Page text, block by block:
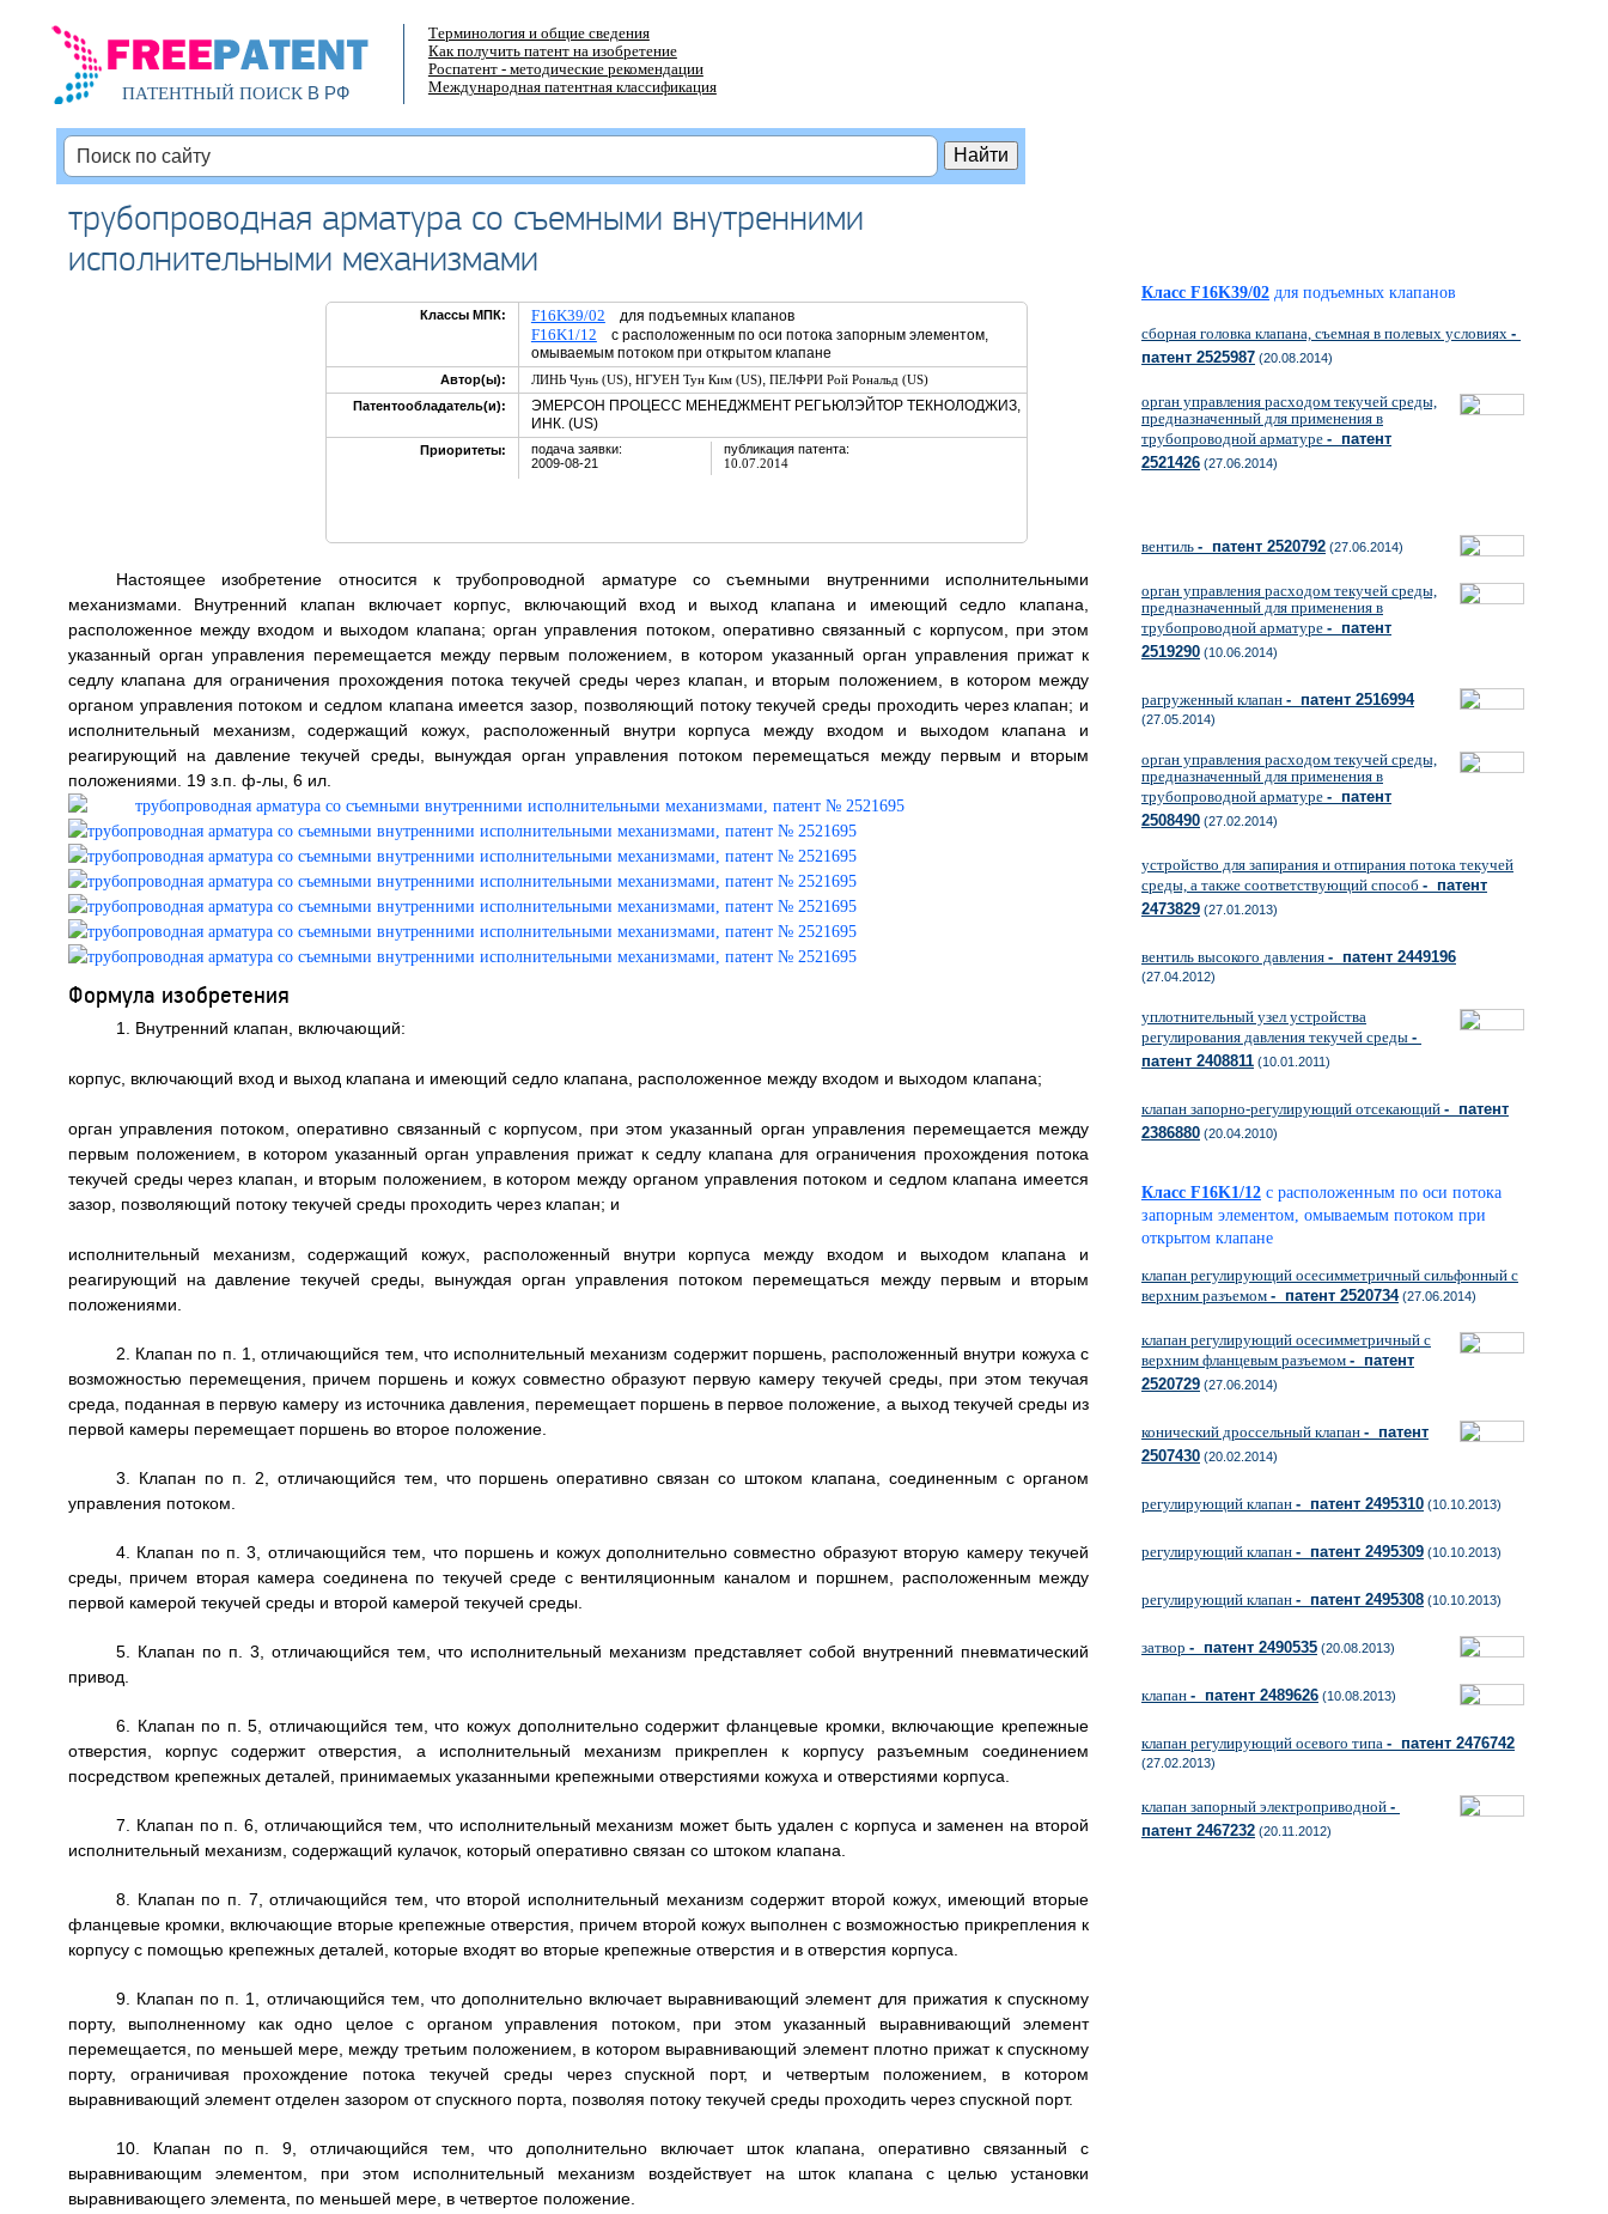
ПАТЕНТНЫЙ ПОИСКВ РФ
Терминология и общие сведения
Как получить патент на изобретение
Роспатент - методические рекомендации
Международная патентная классификация
трубопроводная арматура со съемными внутренними
исполнительными механизмами
Классы МПК: F16K39/02 для подъемных клапанов
F16K1/12 с расположенным по оси потока запорным элементом,
омываемым потоком при открытом клапане
Автор(ы): ЛИНЬ Чунь (US), НГУЕН Тун Ким (US), ПЕЛФРИ Рой Рональд (US)
Патентообладатель(и):
ЭМЕРСОН ПРОЦЕСС МЕНЕДЖМЕНТ РЕГЬЮЛЭЙТОР ТЕКНОЛОДЖИЗ,
ИНК. (US)
Приоритеты:
подача заявки:
2009-08-21
публикация патента:
10.07.2014
Настоящее изобретение относится к трубопроводной арматуре со съемными внутренними исполнительными
механизмами. Внутренний клапан включает корпус, включающий вход и выход клапана и имеющий седло клапана,
расположенное между входом и выходом клапана; орган управления потоком, оперативно связанный с корпусом, при этом
указанный орган управления перемещается между первым положением, в котором указанный орган управления прижат к
седлу клапана для ограничения прохождения потока текучей среды через клапан, и вторым положением, в котором между
органом управления потоком и седлом клапана имеется зазор, позволяющий потоку текучей среды проходить через клапан; и
исполнительный механизм, содержащий кожух, расположенный внутри корпуса между входом и выходом клапана и
реагирующий на давление текучей среды, вынуждая орган управления потоком перемещаться между первым и вторым
положениями. 19 з.п. ф-лы, 6 ил.
Формула изобретения
1. Внутренний клапан, включающий:
корпус, включающий вход и выход клапана и имеющий седло клапана, расположенное между входом и выходом клапана;
орган управления потоком, оперативно связанный с корпусом, при этом указанный орган управления перемещается между
первым положением, в котором указанный орган управления прижат к седлу клапана для ограничения прохождения потока
текучей среды через клапан, и вторым положением, в котором между органом управления потоком и седлом клапана имеется
зазор, позволяющий потоку текучей среды проходить через клапан; и
исполнительный механизм, содержащий кожух, расположенный внутри корпуса между входом и выходом клапана и
реагирующий на давление текучей среды, вынуждая орган управления потоком перемещаться между первым и вторым
положениями.
2. Клапан по п. 1, отличающийся тем, что исполнительный механизм содержит поршень, расположенный внутри кожуха с
возможностью перемещения, причем поршень и кожух совместно образуют первую камеру текучей среды, при этом текучая
среда, поданная в первую камеру из источника давления, перемещает поршень в первое положение, а выход текучей среды из
первой камеры перемещает поршень во второе положение.
3. Клапан по п. 2, отличающийся тем, что поршень оперативно связан со штоком клапана, соединенным с органом
управления потоком.
4. Клапан по п. 3, отличающийся тем, что поршень и кожух дополнительно совместно образуют вторую камеру текучей
среды, причем вторая камера соединена по текучей среде с вентиляционным каналом и поршнем, расположенным между
первой камерой текучей среды и второй камерой текучей среды.
5. Клапан по п. 3, отличающийся тем, что исполнительный механизм представляет собой внутренний пневматический
привод.
6. Клапан по п. 5, отличающийся тем, что кожух дополнительно содержит фланцевые кромки, включающие крепежные
отверстия, корпус содержит отверстия, а исполнительный механизм прикреплен к корпусу разъемным соединением
посредством крепежных деталей, принимаемых указанными крепежными отверстиями кожуха и отверстиями корпуса.
7. Клапан по п. 6, отличающийся тем, что исполнительный механизм может быть удален с корпуса и заменен на второй
исполнительный механизм, содержащий кулачок, который оперативно связан со штоком клапана.
8. Клапан по п. 7, отличающийся тем, что второй исполнительный механизм содержит второй кожух, имеющий вторые
фланцевые кромки, включающие вторые крепежные отверстия, причем второй кожух выполнен с возможностью прикрепления к
корпусу с помощью крепежных деталей, которые входят во вторые крепежные отверстия и в отверстия корпуса.
9. Клапан по п. 1, отличающийся тем, что дополнительно включает выравнивающий элемент для прижатия к спускному
порту, выполненному как одно целое с органом управления потоком, при этом указанный выравнивающий элемент
перемещается, по меньшей мере, между третьим положением, в котором выравнивающий элемент плотно прижат к спускному
порту, ограничивая прохождение потока текучей среды через спускной порт, и четвертым положением, в котором
выравнивающий элемент отделен зазором от спускного порта, позволяя потоку текучей среды проходить через спускной порт.
10. Клапан по п. 9, отличающийся тем, что дополнительно включает шток клапана, оперативно связанный с
выравнивающим элементом, при этом исполнительный механизм воздействует на шток клапана с целью установки
выравнивающего элемента, по меньшей мере, в четвертое положение.
Класс F16K39/02 для подъемных клапанов
сборная головка клапана, съемная в полевых условиях -
патент 2525987 (20.08.2014)
орган управления расходом текучей среды,
предназначенный для применения в
трубопроводной арматуре - патент
2521426 (27.06.2014)
вентиль - патент 2520792 (27.06.2014)
орган управления расходом текучей среды,
предназначенный для применения в
трубопроводной арматуре - патент
2519290 (10.06.2014)
рагруженный клапан - патент 2516994
(27.05.2014)
орган управления расходом текучей среды,
предназначенный для применения в
трубопроводной арматуре - патент
2508490 (27.02.2014)
устройство для запирания и отпирания потока текучей
среды, а также соответствующий способ - патент
2473829 (27.01.2013)
вентиль высокого давления - патент 2449196
(27.04.2012)
уплотнительный узел устройства
регулирования давления текучей среды -
патент 2408811 (10.01.2011)
клапан запорно-регулирующий отсекающий - патент
2386880 (20.04.2010)
Класс F16K1/12 с расположенным по оси потока
запорным элементом, омываемым потоком при
открытом клапане
клапан регулирующий осесимметричный сильфонный с
верхним разъемом - патент 2520734(27.06.2014)
клапан регулирующий осесимметричный с
верхним фланцевым разъемом - патент
2520729 (27.06.2014)
конический дроссельный клапан - патент
2507430 (20.02.2014)
регулирующий клапан - патент 2495310 (10.10.2013)
регулирующий клапан - патент 2495309 (10.10.2013)
регулирующий клапан - патент 2495308 (10.10.2013)
затвор - патент 2490535 (20.08.2013)
клапан - патент 2489626 (10.08.2013)
клапан регулирующий осевого типа - патент 2476742
(27.02.2013)
клапан запорный электроприводной -
патент 2467232 (20.11.2012)